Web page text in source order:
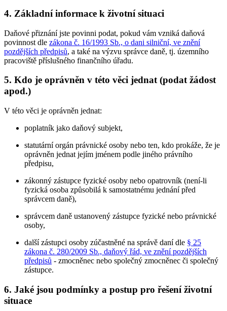
4. Základní informace k životní situaci
Daňové přiznání jste povinni podat, pokud vám vzniká daňová
povinnost dle zákona č. 16/1993 Sb., o dani silniční, ve znění
pozdějších předpisů, a také na výzvu správce daně, tj. územního
pracoviště příslušného finančního úřadu.
5. Kdo je oprávněn v této věci jednat (podat žádost
apod.)
V této věci je oprávněn jednat:
poplatník jako daňový subjekt,
statutární orgán právnické osoby nebo ten, kdo prokáže, že je
oprávněn jednat jejím jménem podle jiného právního
předpisu,
zákonný zástupce fyzické osoby nebo opatrovník (není-li
fyzická osoba způsobilá k samostatnému jednání před
správcem daně),
správcem daně ustanovený zástupce fyzické nebo právnické
osoby,
další zástupci osoby zúčastněné na správě daní dle § 25
zákona č. 280/2009 Sb., daňový řád, ve znění pozdějších
předpisů - zmocněnec nebo společný zmocněnec či společný
zástupce.
6. Jaké jsou podmínky a postup pro řešení životní
situace